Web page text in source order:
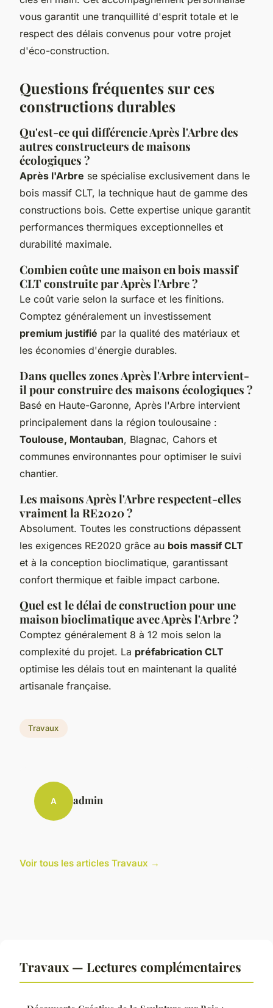
vous garantit une tranquillité d'esprit totale et le
respect des délais convenus pour votre projet
d'éco-construction.
Questions fréquentes sur ces
constructions durables
Qu'est-ce qui différencie Après l'Arbre des
autres constructeurs de maisons
écologiques ?
Après l'Arbre se spécialise exclusivement dans le
bois massif CLT, la technique haut de gamme des
constructions bois. Cette expertise unique garantit
performances thermiques exceptionnelles et
durabilité maximale.
Combien coûte une maison en bois massif
CLT construite par Après l'Arbre ?
Le coût varie selon la surface et les finitions.
Comptez généralement un investissement
premium justifié par la qualité des matériaux et
les économies d'énergie durables.
Dans quelles zones Après l'Arbre intervient-
il pour construire des maisons écologiques ?
Basé en Haute-Garonne, Après l'Arbre intervient
principalement dans la région toulousaine :
Toulouse, Montauban, Blagnac, Cahors et
communes environnantes pour optimiser le suivi
chantier.
Les maisons Après l'Arbre respectent-elles
vraiment la RE2020 ?
Absolument. Toutes les constructions dépassent
les exigences RE2020 grâce au bois massif CLT
et à la conception bioclimatique, garantissant
confort thermique et faible impact carbone.
Quel est le délai de construction pour une
maison bioclimatique avec Après l'Arbre ?
Comptez généralement 8 à 12 mois selon la
complexité du projet. La préfabrication CLT
optimise les délais tout en maintenant la qualité
artisanale française.
Travaux
A admin
Voir tous les articles Travaux →
Travaux — Lectures complémentaires